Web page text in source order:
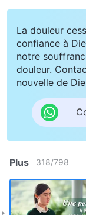
La douleur
confiance à
notre
douleur.
nouvelle de
Plus 318/798